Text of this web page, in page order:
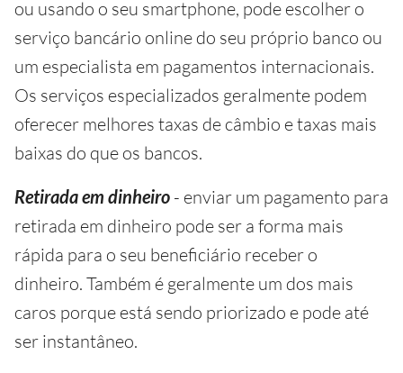
ou usando o seu smartphone, pode escolher o
serviço bancário online do seu próprio banco ou
um especialista em pagamentos internacionais.
Os serviços especializados geralmente podem
oferecer melhores taxas de câmbio e taxas mais
baixas do que os bancos.
Retirada em dinheiro - enviar um pagamento para
retirada em dinheiro pode ser a forma mais
rápida para o seu beneficiário receber o
dinheiro. Também é geralmente um dos mais
caros porque está sendo priorizado e pode até
ser instantâneo.